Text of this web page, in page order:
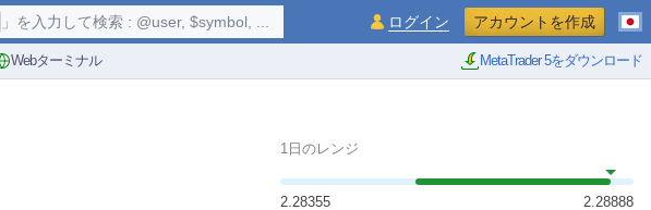
Webターミナル MetaTrader 5をダウンロード
」を入力して検索 : @user, $symbol, ... ログイン アカウントを作成
1日のレンジ
2.28355 2.28888